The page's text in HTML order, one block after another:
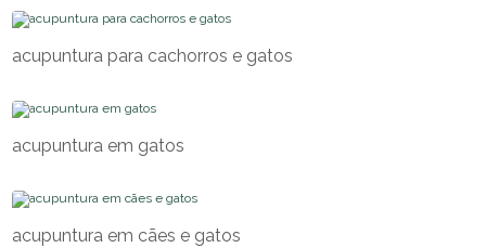
acupuntura para cachorros e gatos
acupuntura em gatos
acupuntura em cães e gatos